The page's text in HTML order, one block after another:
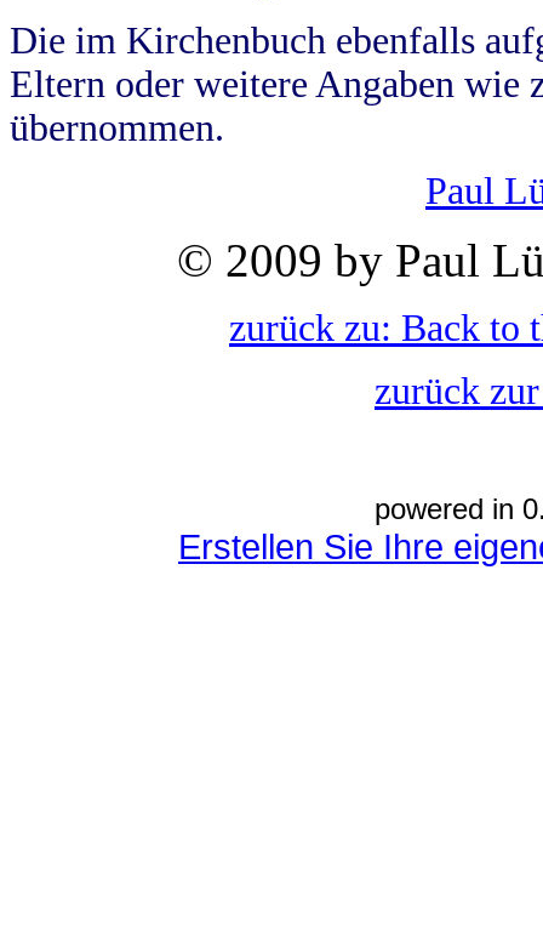
Die im Kirchenbuch ebenfalls
Eltern oder weitere Angaben wie
übernommen.
Paul
© 2009 by Paul
zurück zu: Back to
zurück
powered in
Erstellen Sie Ihre